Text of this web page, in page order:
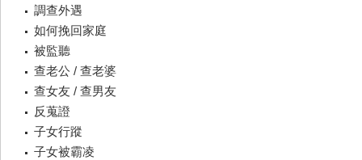
調查外遇
如何挽回家庭
被監聽
查老公 / 查老婆
查女友 / 查男友
反蒐證
子女行蹤
子女被霸凌